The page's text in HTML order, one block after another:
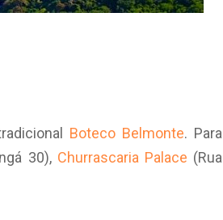
Boteco Belmonte. Para
30), Churrascaria Palace (Rua